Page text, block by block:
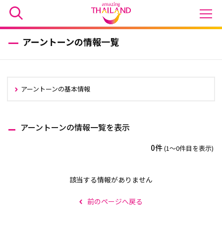
アーントーンの情報一覧
アーントーンの基本情報
アーントーンの情報一覧を表示
0件(1〜0件目を表示)
該当する情報がありません
前のページへ戻る